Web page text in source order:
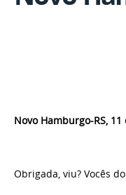
Novo Hamburgo-RS,
Obrigada, viu? Vocês